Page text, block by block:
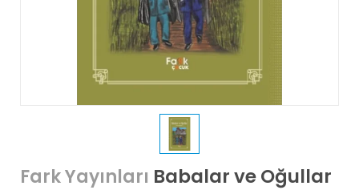
Fark Yayınları Babalar ve Oğullar